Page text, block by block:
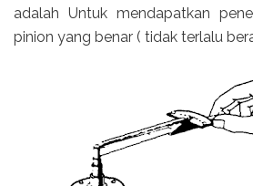
adalah Untuk mendapatkan
pinion yang benar ( tidak terlalu